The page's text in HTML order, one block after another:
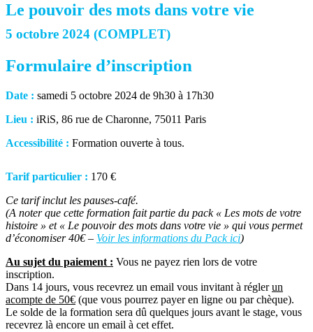
Le pouvoir des mots dans votre vie
5 octobre 2024 (COMPLET)
Formulaire d’inscription
Date : samedi 5 octobre 2024 de 9h30 à 17h30
Lieu : iRiS, 86 rue de Charonne, 75011 Paris
Accessibilité : Formation ouverte à tous.
Tarif particulier : 170 €
Ce tarif inclut les pauses-café.
(A noter que cette formation fait partie du pack « Les mots de votre
histoire » et « Le pouvoir des mots dans votre vie » qui vous permet
d’économiser 40€ – Voir les informations du Pack ici)
Au sujet du paiement : Vous ne payez rien lors de votre
inscription.
Dans 14 jours, vous recevrez un email vous invitant à régler un
acompte de 50€ (que vous pourrez payer en ligne ou par chèque).
Le solde de la formation sera dû quelques jours avant le stage, vous
recevrez là encore un email à cet effet.